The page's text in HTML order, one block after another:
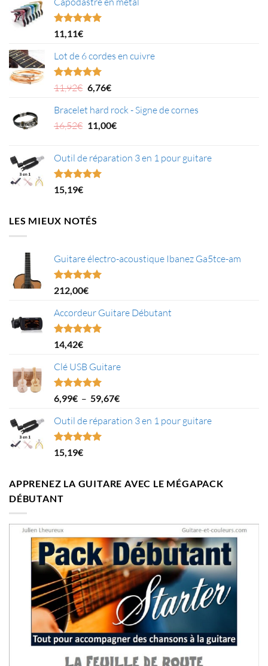
Note4.95
sur 5
11,11€
Lot de 6 cordes en cuivre
Note5.00
sur 5
11,92€ Le
initial
était :
6,76€Le
actuel
est :
Bracelet hard rock - Signe de cornes
16,52€ Le
était :
16,52€.
11,00€Le
est :
Outil de réparation 3 en 1 pour guitare
Note5.00
sur 5
15,19€
LES MIEUX NOTÉS
Guitare électro-acoustique Ibanez Ga5tce-am
Note5.00
sur 5
212,00€
Accordeur Guitare Débutant
Note5.00
sur 5
14,42€
Clé USB Guitare
Note5.00
sur 5
6,99€ – 59,67€Plage
prix :
Outil de réparation 3 en 1 pour guitare
Note5.00
sur 5
15,19€
APPRENEZ LA GUITARE AVEC LE MÉGAPACK
DÉBUTANT